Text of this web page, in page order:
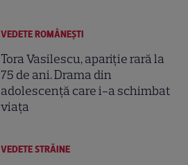
VEDETE ROMÂNEŞTI
Tora Vasilescu, apariție rară la
75 de ani. Drama din
adolescență care i-a schimbat
viața
VEDETE STRĂINE